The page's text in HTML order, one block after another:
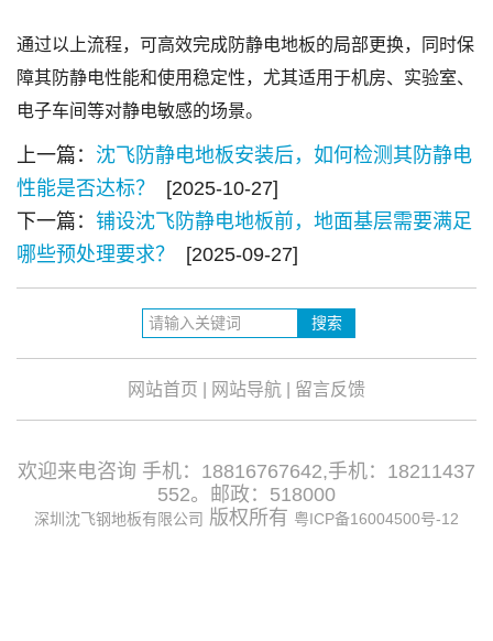
通过以上流程，可高效完成防静电地板的局部更换，同时保
障其防静电性能和使用稳定性，尤其适用于机房、实验室、
电子车间等对静电敏感的场景。
上一篇： 沈飞防静电地板安装后，如何检测其防静电
性能是否达标？
[2025-10-27]
下一篇： 铺设沈飞防静电地板前，地面基层需要满足
哪些预处理要求？
[2025-09-27]
网站首页 网站导航 留言反馈
欢迎来电咨询 手机：18816767642,手机：18211437
552。邮政：518000
深圳沈飞钢地板有限公司 版权所有 粤ICP备16004500号-12